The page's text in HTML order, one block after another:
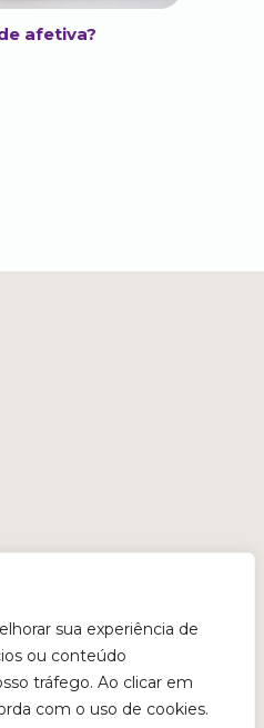
sua experiência de
ou conteúdo
tráfego. Ao clicar em
com o uso de cookies.
afetiva?